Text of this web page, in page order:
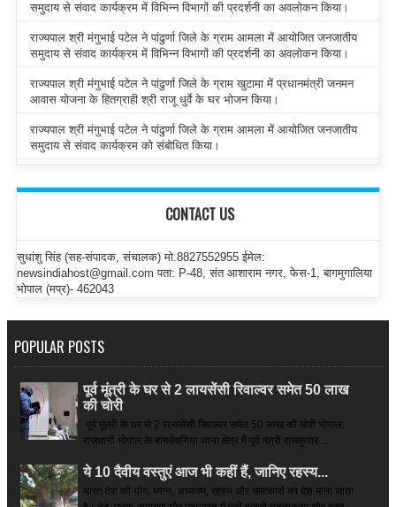
समुदाय से संवाद कार्यक्रम में विभिन्न विभागों की प्रदर्शनी का अवलोकन किया।
राज्यपाल श्री मंगुभाई पटेल ने पांढुर्णा जिले के ग्राम आमला में आयोजित जनजातीय
समुदाय से संवाद कार्यक्रम में विभिन्न विभागों की प्रदर्शनी का अवलोकन किया।
राज्यपाल श्री मंगुभाई पटेल ने पांढुर्णा जिले के ग्राम खुटामा में प्रधानमंत्री जनमन
आवास योजना के हितग्राही श्री राजू धुर्वे के घर भोजन किया।
राज्यपाल श्री मंगुभाई पटेल ने पांढुर्णा जिले के ग्राम आमला में आयोजित जनजातीय
समुदाय से संवाद कार्यक्रम को संबोधित किया।
CONTACT US
सुधांशु सिंह (सह-संपादक, संचालक) मो.8827552955 ईमेल:
newsindiahost@gmail.com पता: P-48, संत आशाराम नगर, फेस-1, बागमुगालिया
भोपाल (मप्र)- 462043
POPULAR POSTS
पूर्व मूंत्री के घर से 2 लायसेंसी रिवाल्वर समेत 50 लाख
की चोरी
पूर्व मूंत्री के घर से 2 लायसेंसी रिवाल्वर समेत 50 लाख की चोरी भोपाल:
राजधानी भोपाल के बागसेवनिया थाना क्षेत्र में पूर्व मंत्री राजकुमार ...
ये 10 दैवीय वस्तुएं आज भी कहीं हैं, जानिए रहस्य...
भारत देश को योग, ध्यान, अध्यात्म, रहस्य और चमत्कारों का देश माना जाता